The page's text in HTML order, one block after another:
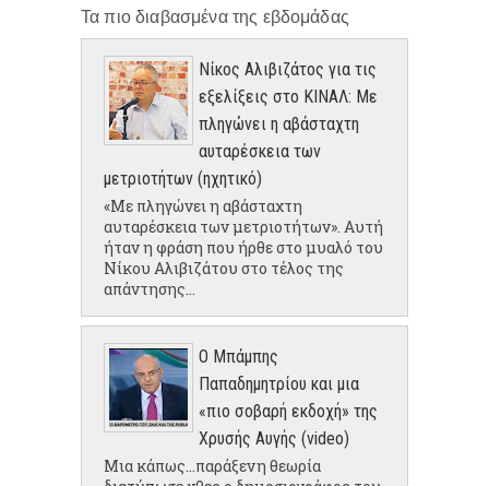
Τα πιο διαβασμένα της εβδομάδας
Νίκος Αλιβιζάτος για τις
εξελίξεις στο ΚΙΝΑΛ: Με
πληγώνει η αβάσταχτη
αυταρέσκεια των
μετριοτήτων (ηχητικό)
«Με πληγώνει η αβάσταχτη
αυταρέσκεια των μετριοτήτων». Αυτή
ήταν η φράση που ήρθε στο μυαλό του
Νίκου Αλιβιζάτου στο τέλος της
απάντησης...
Ο Μπάμπης
Παπαδημητρίου και μια
«πιο σοβαρή εκδοχή» της
Χρυσής Αυγής (video)
Μια κάπως...παράξενη θεωρία